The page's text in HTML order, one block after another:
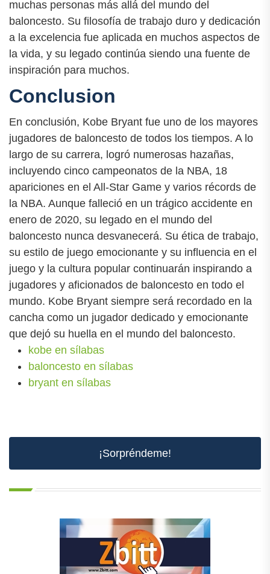
muchas personas más allá del mundo del
baloncesto. Su filosofía de trabajo duro y dedicación
a la excelencia fue aplicada en muchos aspectos de
la vida, y su legado continúa siendo una fuente de
inspiración para muchos.
Conclusion
En conclusión, Kobe Bryant fue uno de los mayores
jugadores de baloncesto de todos los tiempos. A lo
largo de su carrera, logró numerosas hazañas,
incluyendo cinco campeonatos de la NBA, 18
apariciones en el All-Star Game y varios récords de
la NBA. Aunque falleció en un trágico accidente en
enero de 2020, su legado en el mundo del
baloncesto nunca desvanecerá. Su ética de trabajo,
su estilo de juego emocionante y su influencia en el
juego y la cultura popular continuarán inspirando a
jugadores y aficionados de baloncesto en todo el
mundo. Kobe Bryant siempre será recordado en la
cancha como un jugador dedicado y emocionante
que dejó su huella en el mundo del baloncesto.
kobe en sílabas
baloncesto en sílabas
bryant en sílabas
¡Sorpréndeme!